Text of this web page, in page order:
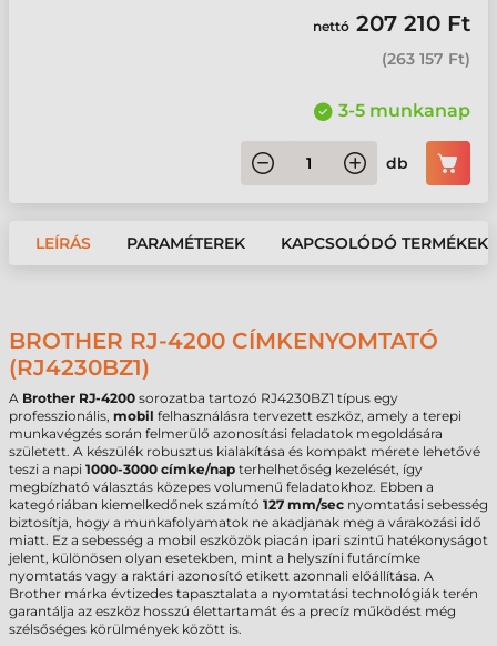
nettó 207 210 Ft
(263 157 Ft)
3-5 munkanap
db
LEÍRÁS PARAMÉTEREK KAPCSOLÓDÓ TERMÉKEK
BROTHER RJ-4200 CÍMKENYOMTATÓ
(RJ4230BZ1)
A Brother RJ-4200 sorozatba tartozó RJ4230BZ1 típus egy
professzionális, mobil felhasználásra tervezett eszköz, amely a terepi
munkavégzés során felmerülő azonosítási feladatok megoldására
született. A készülék robusztus kialakítása és kompakt mérete lehetővé
teszi a napi 1000-3000 címke/nap terhelhetőség kezelését, így
megbízható választás közepes volumenű feladatokhoz. Ebben a
kategóriában kiemelkedőnek számító 127 mm/sec nyomtatási sebesség
biztosítja, hogy a munkafolyamatok ne akadjanak meg a várakozási idő
miatt. Ez a sebesség a mobil eszközök piacán ipari szintű hatékonyságot
jelent, különösen olyan esetekben, mint a helyszíni futárcímke
nyomtatás vagy a raktári azonosító etikett azonnali előállítása. A
Brother márka évtizedes tapasztalata a nyomtatási technológiák terén
garantálja az eszköz hosszú élettartamát és a precíz működést még
szélsőséges körülmények között is.